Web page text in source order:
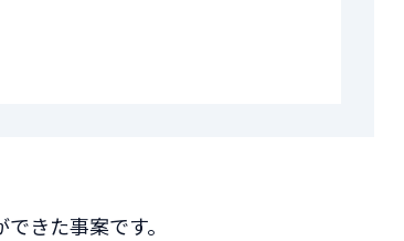
きた事案です。